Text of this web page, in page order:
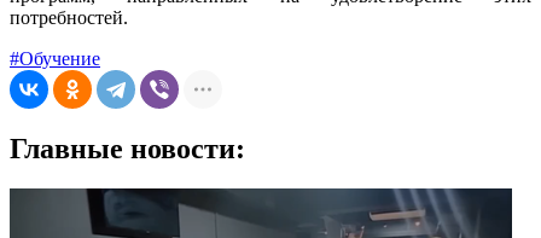
потребностей.
#Обучение
Главные новости: